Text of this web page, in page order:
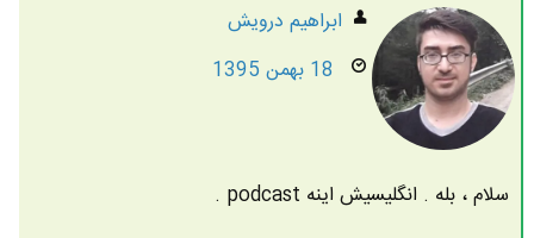
ابراهیم درویش
18 بهمن 1395
سلام ، بله . انگلیسیش اینه podcast .